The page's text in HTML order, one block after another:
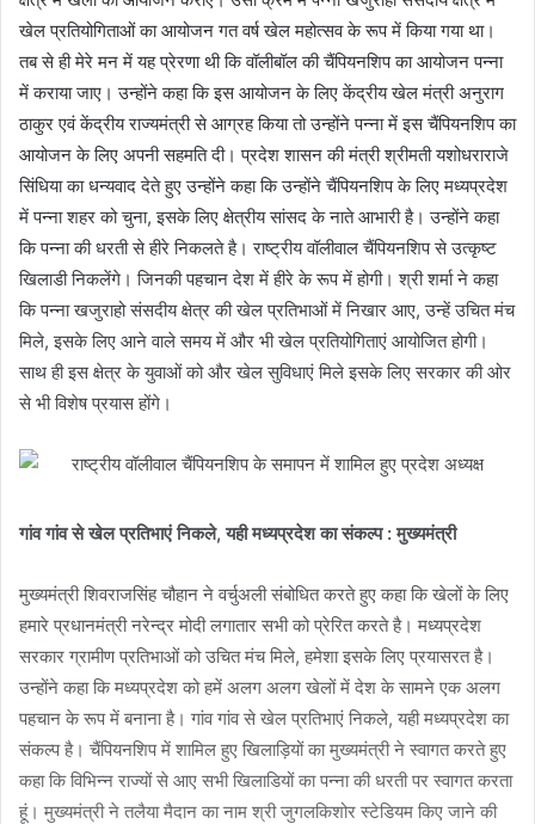
खेल प्रतियोगिताओं का आयोजन गत वर्ष खेल महोत्सव के रूप में किया गया था।
तब से ही मेरे मन में यह प्रेरणा थी कि वॉलीबॉल की चैंपियनशिप का आयोजन पन्ना
में कराया जाए। उन्होंने कहा कि इस आयोजन के लिए केंद्रीय खेल मंत्री अनुराग
ठाकुर एवं केंद्रीय राज्यमंत्री से आग्रह किया तो उन्होंने पन्ना में इस चैंपियनशिप का
आयोजन के लिए अपनी सहमति दी। प्रदेश शासन की मंत्री श्रीमती यशोधराराजे
सिंधिया का धन्यवाद देते हुए उन्होंने कहा कि उन्होंने चैंपियनशिप के लिए मध्यप्रदेश
में पन्ना शहर को चुना, इसके लिए क्षेत्रीय सांसद के नाते आभारी है। उन्होंने कहा
कि पन्ना की धरती से हीरे निकलते है। राष्ट्रीय वॉलीवाल चैंपियनशिप से उत्कृष्ट
खिलाडी निकलेंगे। जिनकी पहचान देश में हीरे के रूप में होगी। श्री शर्मा ने कहा
कि पन्ना खजुराहो संसदीय क्षेत्र की खेल प्रतिभाओं में निखार आए, उन्हें उचित मंच
मिले, इसके लिए आने वाले समय में और भी खेल प्रतियोगिताएं आयोजित होगी।
साथ ही इस क्षेत्र के युवाओं को और खेल सुविधाएं मिले इसके लिए सरकार की ओर
से भी विशेष प्रयास होंगे।
गांव गांव से खेल प्रतिभाएं निकले, यही मध्यप्रदेश का संकल्प : मुख्यमंत्री
मुख्यमंत्री शिवराजसिंह चौहान ने वर्चुअली संबोधित करते हुए कहा कि खेलों के लिए
हमारे प्रधानमंत्री नरेन्द्र मोदी लगातार सभी को प्रेरित करते है। मध्यप्रदेश
सरकार ग्रामीण प्रतिभाओं को उचित मंच मिले, हमेशा इसके लिए प्रयासरत है।
उन्होंने कहा कि मध्यप्रदेश को हमें अलग अलग खेलों में देश के सामने एक अलग
पहचान के रूप में बनाना है। गांव गांव से खेल प्रतिभाएं निकले, यही मध्यप्रदेश का
संकल्प है। चैंपियनशिप में शामिल हुए खिलाड़ियों का मुख्यमंत्री ने स्वागत करते हुए
कहा कि विभिन्न राज्यों से आए सभी खिलाडियों का पन्ना की धरती पर स्वागत करता
हूं। मुख्यमंत्री ने तलैया मैदान का नाम श्री जुगलकिशोर स्टेडियम किए जाने की